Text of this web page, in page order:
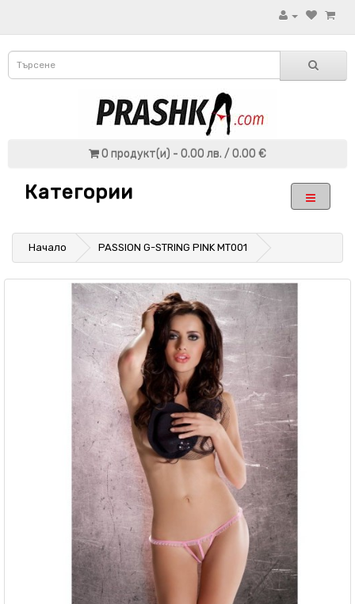
0 продукт(и) - 0.00 лв. / 0.00 €
Категории
Начало PASSION G-STRING PINK MT001